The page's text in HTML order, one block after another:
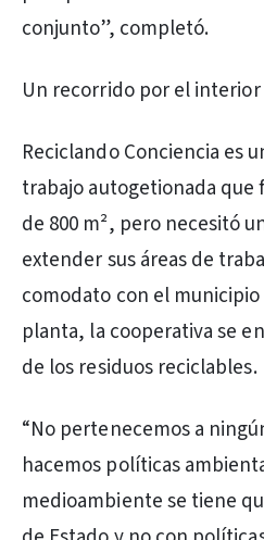
conjunto”, completó.
Un recorrido por el
Reciclando Conciencia es
trabajo autogetionada que
de 800 m², pero necesitó
extender sus áreas de
comodato con el municipio
planta, la cooperativa se
de los residuos reciclables.
“No pertenecemos a
hacemos políticas
medioambiente se tiene